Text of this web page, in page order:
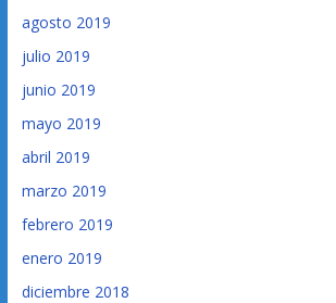
agosto 2019
julio 2019
junio 2019
mayo 2019
abril 2019
marzo 2019
febrero 2019
enero 2019
diciembre 2018